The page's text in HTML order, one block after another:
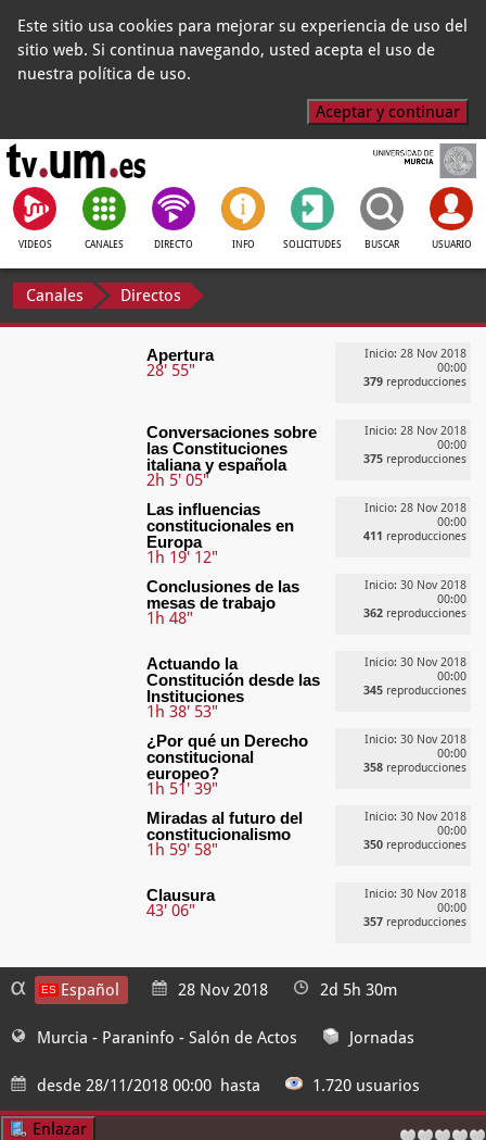
Este sitio usa cookies para mejorar su experiencia de uso del
sitio web. Si continua navegando, usted acepta el uso de
nuestra política de uso.
Aceptar y continuar
VIDEOS CANALES DIRECTO INFO SOLICITUDES BUSCAR USUARIO
Canales Directos
Inicio: 28 Nov 2018
00:00
379 reproducciones
Apertura
28' 55"
Inicio: 28 Nov 2018
00:00
375 reproducciones
Conversaciones sobre
las Constituciones
italiana y española
2h 5' 05"
Inicio: 28 Nov 2018
00:00
411 reproducciones
Las influencias
constitucionales en
Europa
1h 19' 12"
Inicio: 30 Nov 2018
00:00
362 reproducciones
Conclusiones de las
mesas de trabajo
1h 48"
Inicio: 30 Nov 2018
00:00
345 reproducciones
Actuando la
Constitución desde las
Instituciones
1h 38' 53"
Inicio: 30 Nov 2018
00:00
358 reproducciones
¿Por qué un Derecho
constitucional
europeo?
1h 51' 39"
Inicio: 30 Nov 2018
00:00
350 reproducciones
Miradas al futuro del
constitucionalismo
1h 59' 58"
Inicio: 30 Nov 2018
00:00
357 reproducciones
Clausura
43' 06"
Español 28 Nov 2018 2d 5h 30m
Murcia - Paraninfo - Salón de Actos Jornadas
desde 28/11/2018 00:00 hasta 1.720 usuarios
Enlazar